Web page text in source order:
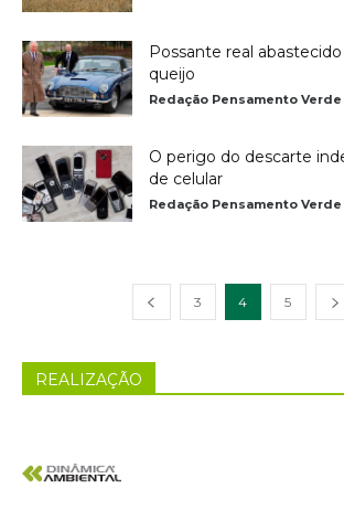
Possante real
queijo
Redação Pensamento Verde
O perigo do descarte
de celular
Redação Pensamento Verde
3 4 5
REALIZAÇÃO